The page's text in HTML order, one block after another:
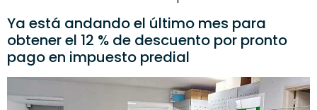
Ya está andando el último mes para
obtener el 12 % de descuento por pronto
pago en impuesto predial